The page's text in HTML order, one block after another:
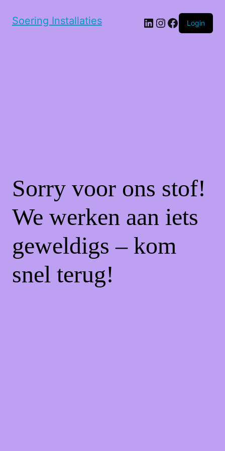
Soering Installaties LinkedIn
Instagram
Facebook
Login
Sorry voor ons stof!
We werken aan iets
geweldigs – kom
snel terug!